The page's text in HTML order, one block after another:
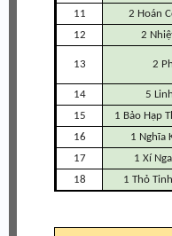
11
2 Hoán
12
2
13 2
14 5
15
1 Bảo Hạp
16
1 Nghĩa
17
1 Xí
18
1 Thỏ